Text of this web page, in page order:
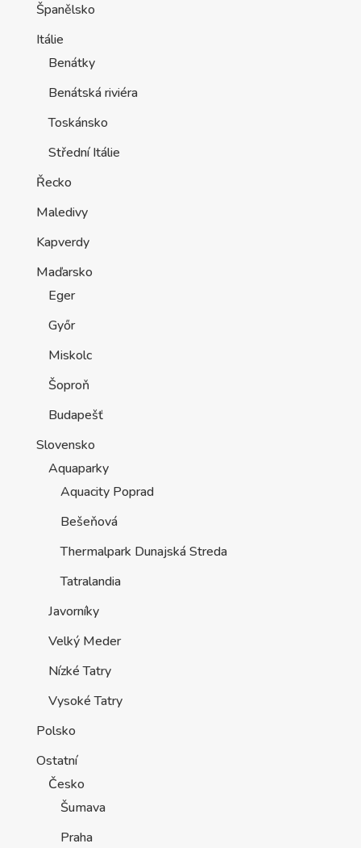
Španělsko
Itálie
Benátky
Benátská riviéra
Toskánsko
Střední Itálie
Řecko
Maledivy
Kapverdy
Maďarsko
Eger
Győr
Miskolc
Šoproň
Budapešť
Slovensko
Aquaparky
Aquacity Poprad
Bešeňová
Thermalpark Dunajská Streda
Tatralandia
Javorníky
Velký Meder
Nízké Tatry
Vysoké Tatry
Polsko
Ostatní
Česko
Šumava
Praha